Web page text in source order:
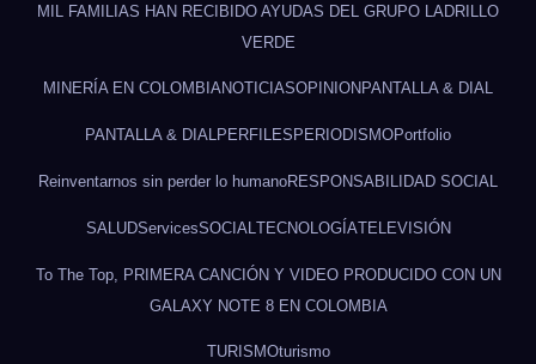
MIL FAMILIAS HAN RECIBIDO AYUDAS DEL GRUPO LADRILLO
VERDE
MINERÍA EN COLOMBIANOTICIASOPINION PANTALLA & DIAL
PANTALLA & DIALPERFILES PERIODISMOPortfolio
Reinventarnos sin perder lo humanoRESPONSABILIDAD SOCIAL
SALUDServicesSOCIAL TECNOLOGÍATELEVISIÓN
To The Top, PRIMERA CANCIÓN Y VIDEO PRODUCIDO CON UN
GALAXY NOTE 8 EN COLOMBIA
TURISMOturismo